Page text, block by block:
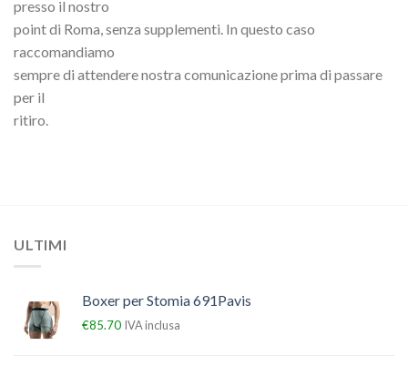
presso il nostro
point di Roma, senza supplementi. In questo caso
raccomandiamo
sempre di attendere nostra comunicazione prima di passare
per il
ritiro.
ULTIMI
Boxer per Stomia 691Pavis
€85.70 IVA inclusa